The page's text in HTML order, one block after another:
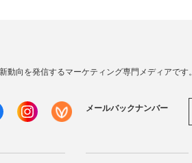
向を発信するマーケティング専門メディアです。
メールバックナンバー